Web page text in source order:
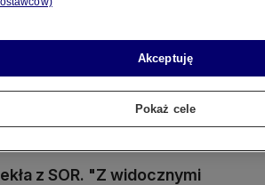
wkładają za wycieraczki
z SOR. "Z widocznymi
Akceptuję
Pokaż cele